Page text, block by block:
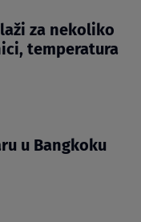
za nekoliko
temperatura
u Bangkoku